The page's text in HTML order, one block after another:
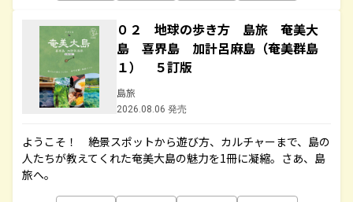
０２ 地球の歩き方 島旅 奄美大
島 喜界島 加計呂麻島（奄美群島
１） ５訂版
島旅
2026.08.06 発売
ようこそ！ 絶景スポットから遊び方、カルチャーまで、島の
人たちが教えてくれた奄美大島の魅力を1冊に凝縮。さあ、島
旅へ。